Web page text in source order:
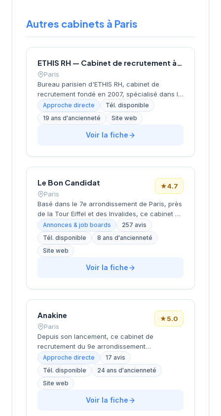
Autres cabinets à Paris
ETHIS RH — Cabinet de recrutement à Paris
Paris
Bureau parisien d'ETHIS RH, cabinet de
recrutement fondé en 2007, spécialisé dans le
conseil en ressources humaines, le
recrutement de cadres et dirigeants, le
coaching et l'outplacement. Situé au 16 rue de
Monceau dans le 8e arrondissement de Paris,
Approche directe
Tél. disponible
19 ans d'ancienneté
Site web
Voir la fiche
Le Bon Candidat
Paris
★4.7
Basé dans le 7e arrondissement de Paris, près
de la Tour Eiffel et des Invalides, ce cabinet de
recrutement bénéficie d'une localisation
prestigieuse au cœur de la capitale. Installé
rue de Bellechasse, il accompagne les
entreprises dans leurs recrutements avec une
approche personnalisée. La structure affiche
une excellente réputation auprès de sa
prestations de conseil en recrutement.
Annonces & job boards
257 avis
Tél. disponible
8 ans d'ancienneté
Site web
Voir la fiche
Anakine
Paris
★5.0
Depuis son lancement, ce cabinet de
recrutement du 9e arrondissement
accompagne les entreprises dans leurs
recherches de talents, avec une approche
centrée sur les métiers du digital et de la tech.
Basée rue de Clichy dans le quartier Opéra-
Grands Boulevards, la structure développe
une expertise particulière sur les profils
Approche directe
17 avis
Tél. disponible
24 ans d'ancienneté
Site web
Voir la fiche